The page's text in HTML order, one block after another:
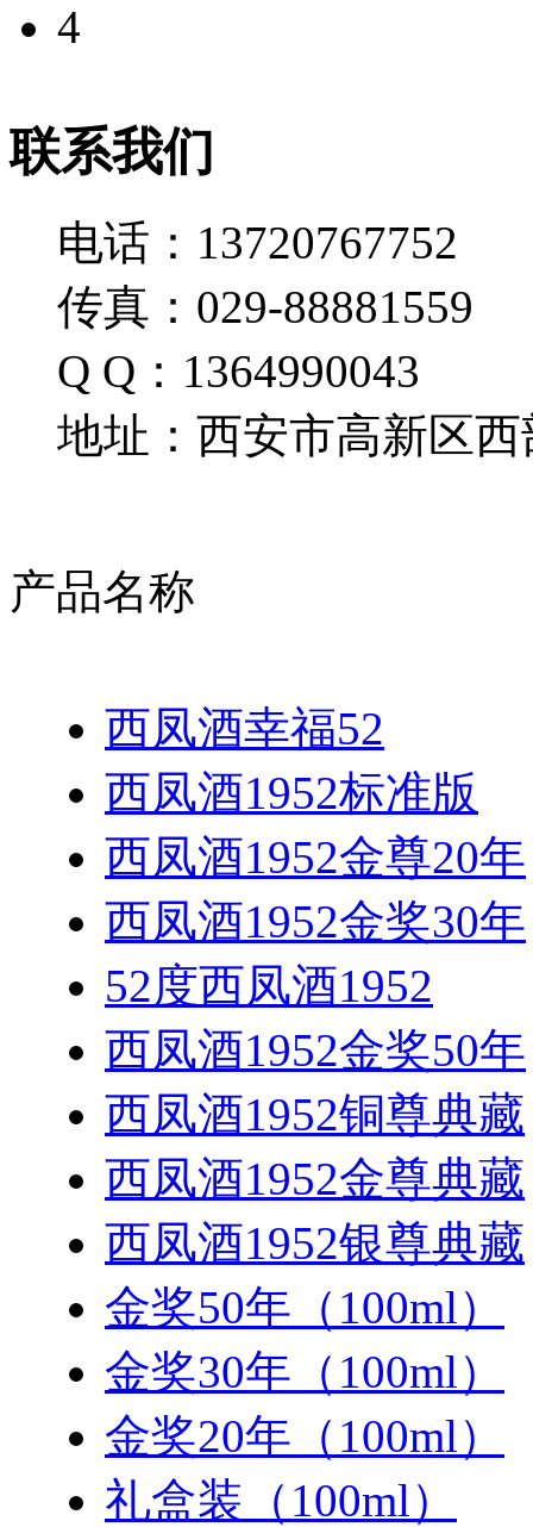
4
联系我们
电话：13720767752
传真：029-88881559
Q Q：1364990043
地址：西安市高新区西
产品名称
西凤酒幸福52
西凤酒1952标准版
西凤酒1952金尊20年
西凤酒1952金奖30年
52度西凤酒1952
西凤酒1952金奖50年
西凤酒1952铜尊典藏
西凤酒1952金尊典藏
西凤酒1952银尊典藏
金奖50年（100ml）
金奖30年（100ml）
金奖20年（100ml）
礼盒装（100ml）